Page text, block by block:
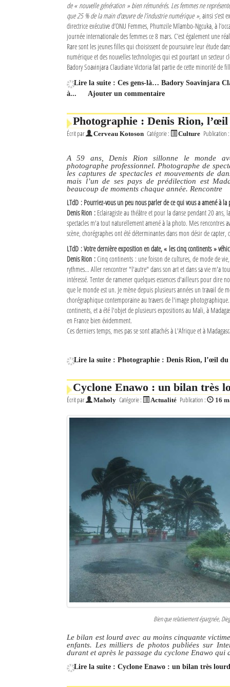
de « nouvelle génération » bien rémunérés. Les femmes ne
que 25 % de la main d’œuvre de l’industrie numérique », ainsi s’est
directrice exécutive d’ONU Femmes, Phumzile Mlambo-Ngcuka, à
journée internationale des femmes ce 8 mars. C’est également une
Rare sont les jeunes filles qui choisissent de poursuivre leur étude
numérique et des nouvelles technologies qui est pourtant un secteur
Badory Soavinjara Claudiane Victoria fait partie de cette minorité de
Lire la suite : Ces gens-là… Badory Soavinjara
à...
Ajouter un commentaire
Photographie : Denis Rion,
Écrit par Cerveau Kotoson Catégorie : Culture Publication :
A 59 ans, Denis Rion sillonne le monde
photographe professionnel. Photographe de
les captures de spectacles et mouvements de
mais l’un de ses pays de prédilection est
beaucoup de moments chaque année. Rencontre
LTdD : Pourriez-vous un peu nous parler de ce qui vous a amené à la
Denis Rion : Eclairagiste au théâtre et pour la danse pendant 20 ans,
spectacles m'a tout naturellement amené à la photo. Mes rencontres
scène, chorégraphes ont été déterminantes dans mon désir de capter,
LTdD : Votre dernière exposition en date, « les cinq continents »
Denis Rion :Cinq continents : une foison de cultures, de mode de vie,
rythmes… Aller rencontrer "l'autre" dans son art et dans sa vie m'a
intéressé. Tenter de ramener quelques essences d'ailleurs pour dire
que le monde est un. Je mène depuis plusieurs années un travail de
chorégraphique contemporaine au travers de l'image
continents, et a été l'objet de plusieurs expositions au Mali, à
en France bien évidemment.
Ces derniers temps, mes pas se sont attachés à L'Afrique et à
Lire la suite : Photographie : Denis Rion, l’œil
Cyclone Enawo : un bilan très
Écrit par Maholy Catégorie : Actualité Publication : 16
Bien que relativement épargnée,
Le bilan est lourd avec au moins cinquante
enfants. Les milliers de photos publiées sur
durant et après le passage du cyclone Enawo qui
Lire la suite : Cyclone Enawo : un bilan très